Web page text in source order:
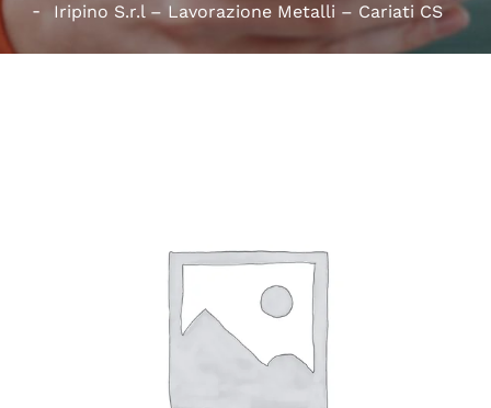
Iripino S.r.l – Lavorazione Metalli – Cariati CS